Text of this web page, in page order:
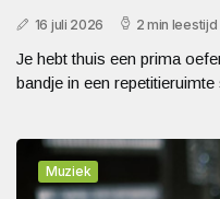
16 juli 2026 2 min leestijd
Je hebt thuis een prima
bandje in een repetitieruimte
Muziek